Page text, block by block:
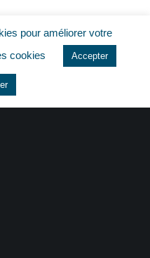
pour améliorer votre
cookies Accepter